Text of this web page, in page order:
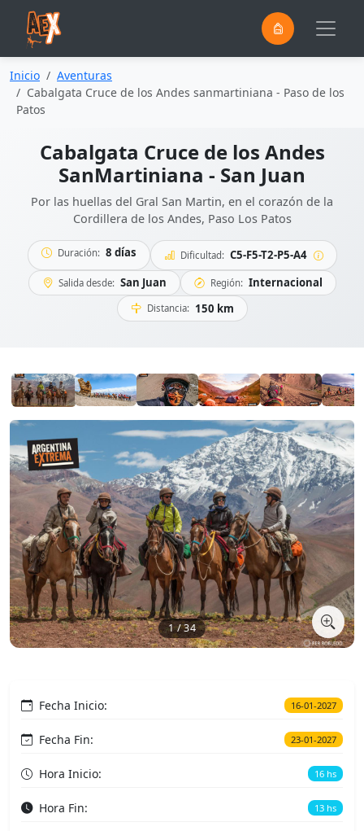
Inicio
Aventuras
Cabalgata Cruce de los Andes sanmartiniana - Paso de los
Patos
Cabalgata Cruce de los Andes
SanMartiniana - San Juan
Por las huellas del Gral San Martin, en el corazón de la
Cordillera de los Andes, Paso Los Patos
Duración: 8 días Dificultad: C5-F5-T2-P5-A4
Salida desde: San Juan Región: Internacional
Distancia: 150 km
1 / 34
Fecha Inicio: 16-01-2027
Fecha Fin: 23-01-2027
Hora Inicio: 16 hs
Hora Fin: 13 hs